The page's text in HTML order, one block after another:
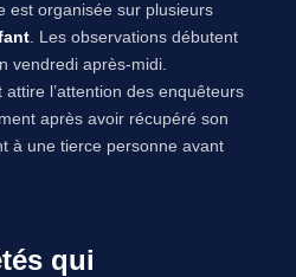
est organisée sur plusieurs
. Les observations débutent
vendredi après-midi.
l’attention des enquêteurs
après avoir récupéré son
à une tierce personne avant
qui